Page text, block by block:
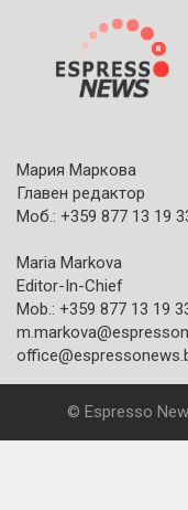
Мария Маркова
Главен редактор
Моб.: +359 877 13 19
Maria Markova
Editor-In-Chief
Mob.: +359 877 13 19
© Espresso